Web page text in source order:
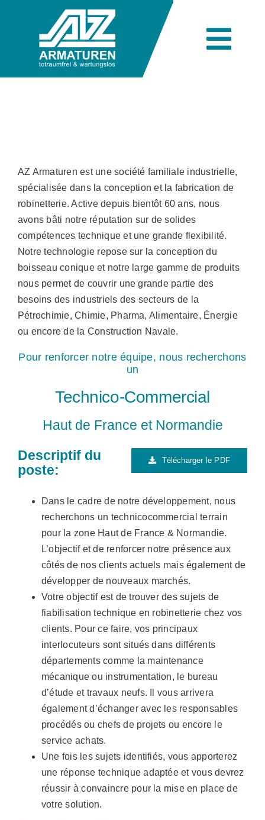
AZ Armaturen est une société familiale industrielle,
spécialisée dans la conception et la fabrication de
robinetterie. Active depuis bientôt 60 ans, nous
avons bâti notre réputation sur de solides
compétences technique et une grande flexibilité.
Notre technologie repose sur la conception du
boisseau conique et notre large gamme de produits
nous permet de couvrir une grande partie des
besoins des industriels des secteurs de la
Pétrochimie, Chimie, Pharma, Alimentaire, Énergie
ou encore de la Construction Navale.
Pour renforcer notre équipe, nous recherchons
un
Technico-Commercial
Haut de France et Normandie
Télécharger le PDF
Descriptif du
poste:
Dans le cadre de notre développement, nous
recherchons un technicocommercial terrain
pour la zone Haut de France & Normandie.
L’objectif et de renforcer notre présence aux
côtés de nos clients actuels mais également de
développer de nouveaux marchés.
Votre objectif est de trouver des sujets de
fiabilisation technique en robinetterie chez vos
clients. Pour ce faire, vos principaux
interlocuteurs sont situés dans différents
départements comme la maintenance
mécanique ou instrumentation, le bureau
d’étude et travaux neufs. Il vous arrivera
également d’échanger avec les responsables
procédés ou chefs de projets ou encore le
service achats.
Une fois les sujets identifiés, vous apporterez
une réponse technique adaptée et vous devrez
réussir à convaincre pour la mise en place de
votre solution.